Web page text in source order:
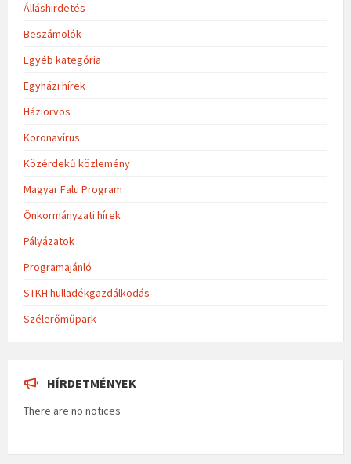
Álláshirdetés
Beszámolók
Egyéb kategória
Egyházi hírek
Háziorvos
Koronavírus
Közérdekű közlemény
Magyar Falu Program
Önkormányzati hírek
Pályázatok
Programajánló
STKH hulladékgazdálkodás
Szélerőműpark
HÍRDETMÉNYEK
There are no notices